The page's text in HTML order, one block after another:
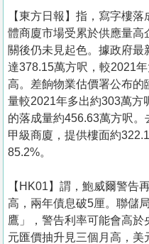
們
【東方日報】指，寫字樓
體商廈市場受累於供應量高
關後仍未見起色。據政府
達378.15萬方呎，較2021
高。差餉物業估價署公布
量較2021年多出約303萬方
的落成量約456.63萬方呎
甲級商廈，提供樓面約
85.2%。
【HK01】謂，鮑威爾警告
高，兩年債息破5厘。聯儲
鷹」，警告利率可能會高
元匯價抽升見三個月高，美